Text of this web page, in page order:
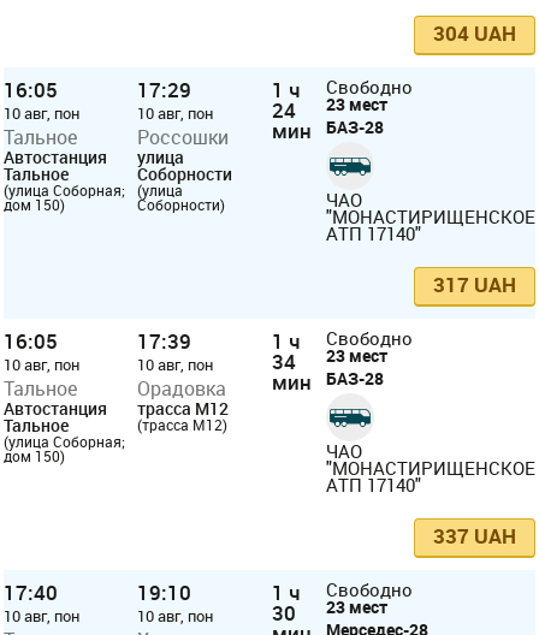
304 UAH
16:05
10 авг, пон
Тальное
Автостанция
Тальное
(улица Соборная;
дом 150)
17:29
10 авг, пон
Россошки
улица
Соборности
(улица
Соборности)
1 ч
24
мин
Свободно
23 мест
БАЗ-28
ЧАО
"МОНАСТИРИЩЕНСКОЕ
АТП 17140"
317 UAH
16:05
10 авг, пон
Тальное
Автостанция
Тальное
(улица Соборная;
дом 150)
17:39
10 авг, пон
Орадовка
трасса M12
(трасса M12)
1 ч
34
мин
Свободно
23 мест
БАЗ-28
ЧАО
"МОНАСТИРИЩЕНСКОЕ
АТП 17140"
337 UAH
17:40
10 авг, пон
19:10
10 авг, пон
1 ч
30
Свободно
23 мест
Мерседес-28